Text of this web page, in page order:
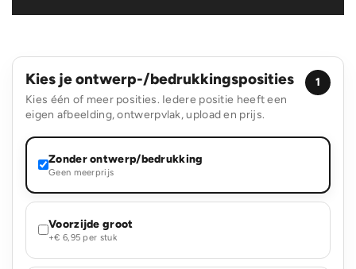
Kies je ontwerp-/bedrukkingsposities
Kies één of meer posities. Iedere positie heeft een
eigen afbeelding, ontwerpvlak, upload en prijs.
1
Zonder ontwerp/bedrukking
Geen meerprijs
Voorzijde groot
+€ 6,95 per stuk